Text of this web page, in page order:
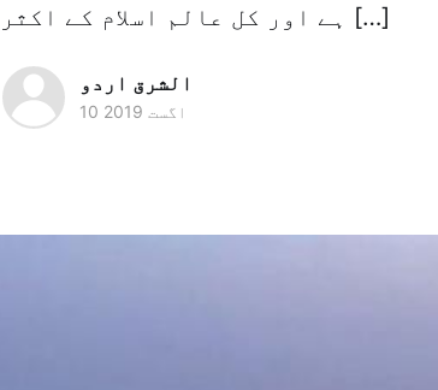
ہے اور کل عالم اسلام کے اکثر […]
الشرق اردو
10 اگست 2019